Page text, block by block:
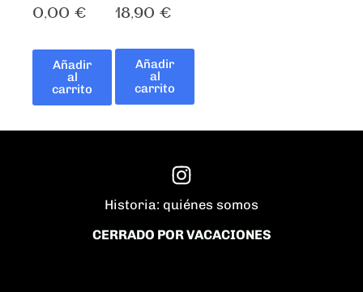
0,00 €
Añadir
al
carrito
18,90 €
Añadir
al
carrito
Historia: quiénes somos
CERRADO POR VACACIONES